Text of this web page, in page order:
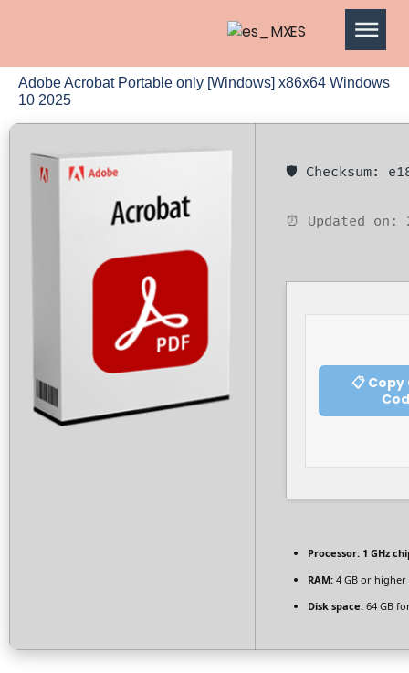
ES
Adobe Acrobat Portable only [Windows] x86x64 Windows
10 2025
🛡️ Checksum:
⏰ Updated on:
📋
Processor: 1 GHz
RAM: 4 GB or higher
Disk space: 64 GB